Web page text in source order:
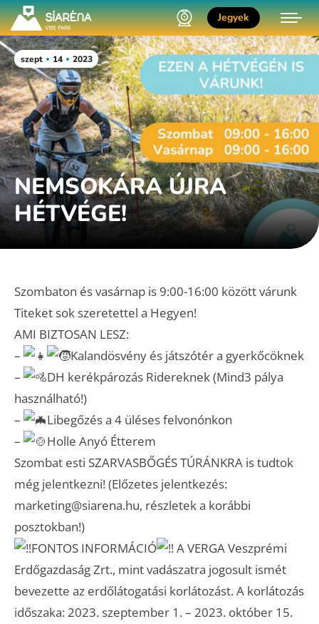
Jegyek
NEMSOKÁRA ÚJRA
HÉTVÉGE!
szept 14 2023
Szombaton és vasárnap is 9:00-16:00 között várunk
Titeket sok szeretettel a Hegyen!
AMI BIZTOSAN LESZ:
–
Kalandösvény és játszótér a gyerkőcöknek
–
DH kerékpározás Ridereknek (Mind3 pálya
használható!)
–
Libegőzés a 4 üléses felvonónkon
–
Holle Anyó Étterem
Szombat esti SZARVASBŐGÉS TÚRÁNKRA is tudtok
még jelentkezni! (Előzetes jelentkezés:
marketing@siarena.hu, részletek a korábbi
posztokban!)
FONTOS INFORMÁCIÓ
A VERGA Veszprémi
Erdőgazdaság Zrt., mint vadászatra jogosult ismét
bevezette az erdőlátogatási korlátozást. A korlátozás
időszaka: 2023. szeptember 1. – 2023. október 15.